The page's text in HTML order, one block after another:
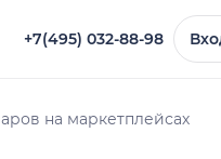
+7(495) 032-88-98
на маркетплейсах